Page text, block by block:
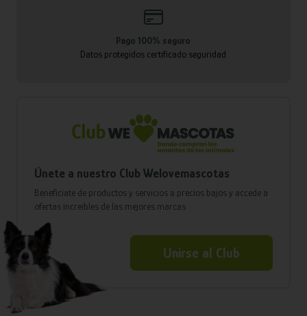
Pago 100% seguro
Datos protegidos certificado seguridad
Únete a nuestro Club Welovemascotas
Benefíciate de productos y servicios a precios bajos y accede a
ofertas increíbles de las mejores marcas
Unirse al Club